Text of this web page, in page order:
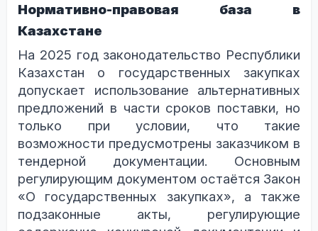
Нормативно-правовая база в
Казахстане
На 2025 год законодательство Республики
Казахстан о государственных закупках
допускает использование альтернативных
предложений в части сроков поставки, но
только при условии, что такие
возможности предусмотрены заказчиком в
тендерной документации. Основным
регулирующим документом остаётся Закон
«О государственных закупках», а также
подзаконные акты, регулирующие